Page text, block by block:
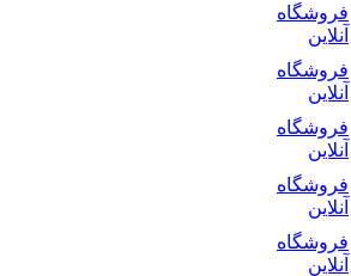
فروشگاه
آنلاین
فروشگاه
آنلاین
فروشگاه
آنلاین
فروشگاه
آنلاین
فروشگاه
آنلاین